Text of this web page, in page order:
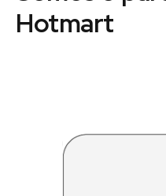
Hotmart